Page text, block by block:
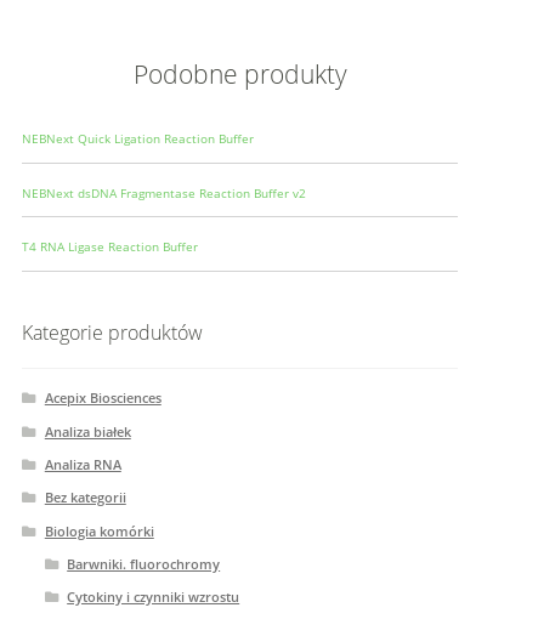
Podobne produkty
NEBNext Quick Ligation Reaction Buffer
NEBNext dsDNA Fragmentase Reaction Buffer v2
T4 RNA Ligase Reaction Buffer
Kategorie produktów
Acepix Biosciences
Analiza białek
Analiza RNA
Bez kategorii
Biologia komórki
Barwniki. fluorochromy
Cytokiny i czynniki wzrostu